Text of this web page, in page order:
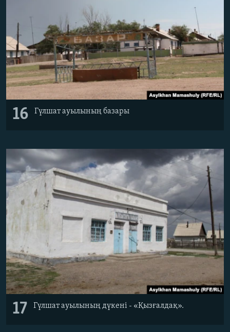
16 Гүлшат ауылының базары
17 Гүлшат ауылының дүкені - «Қызғалдақ».